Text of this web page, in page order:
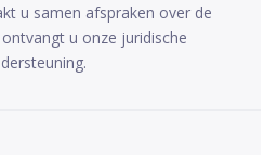
u samen afspraken over de
u onze juridische